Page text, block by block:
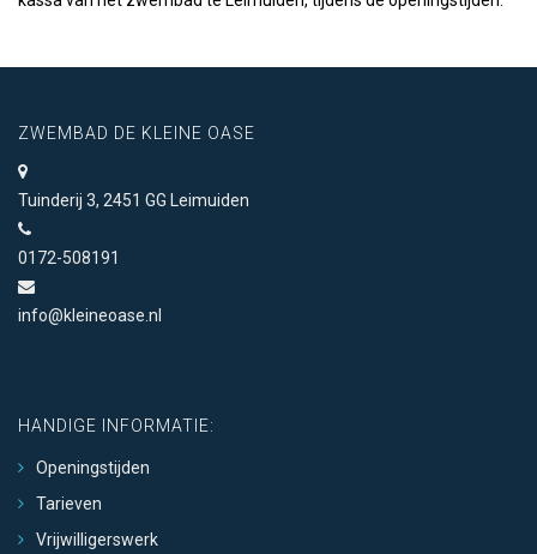
ZWEMBAD DE KLEINE OASE
Tuinderij 3, 2451 GG Leimuiden
0172-508191
info@kleineoase.nl
HANDIGE INFORMATIE:
Openingstijden
Tarieven
Vrijwilligerswerk